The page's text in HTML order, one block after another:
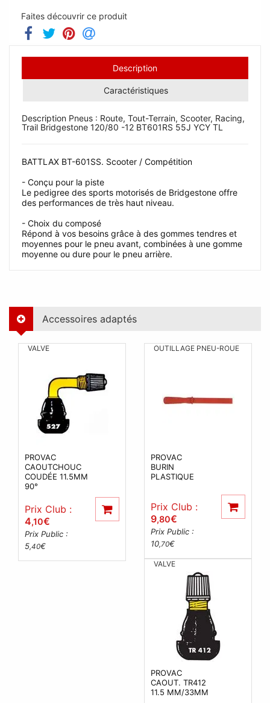
Faites découvrir ce produit
Description
Caractéristiques
Description Pneus : Route, Tout-Terrain, Scooter, Racing,
Trail Bridgestone 120/80 -12 BT601RS 55J YCY TL
BATTLAX BT-601SS. Scooter / Compétition
- Conçu pour la piste
Le pedigree des sports motorisés de Bridgestone offre
des performances de très haut niveau.
- Choix du composé
Répond à vos besoins grâce à des gommes tendres et
moyennes pour le pneu avant, combinées à une gomme
moyenne ou dure pour le pneu arrière.
Accessoires adaptés
VALVE
PROVAC
CAOUTCHOUC
COUDÉE 11.5MM
90°
Prix Club :
4,10€
Prix Public :
5,40€
OUTILLAGE PNEU-ROUE
PROVAC
BURIN
PLASTIQUE
Prix Club :
9,80€
Prix Public :
10,70€
VALVE
PROVAC
CAOUT. TR412
11.5 MM/33MM